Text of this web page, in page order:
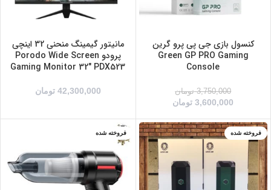
کنسول بازی جی پی پرو گرین
Green GP PRO Gaming
Console
3,750,000 تومان
3,600,000 تومان
مانیتور گیمینگ منحنی 32 اینچی
پرودو Porodo Wide Screen
Gaming Monitor 32″ PDX523
42,300,000 تومان
فروخته شده
مشکی
فروخته شده